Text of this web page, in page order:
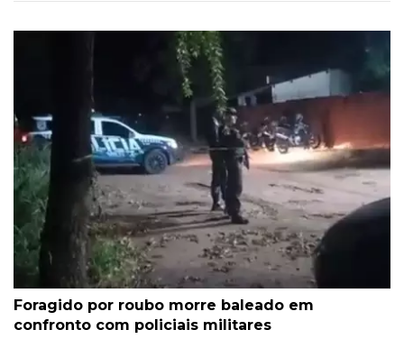
Foragido por roubo morre baleado em
confronto com policiais militares